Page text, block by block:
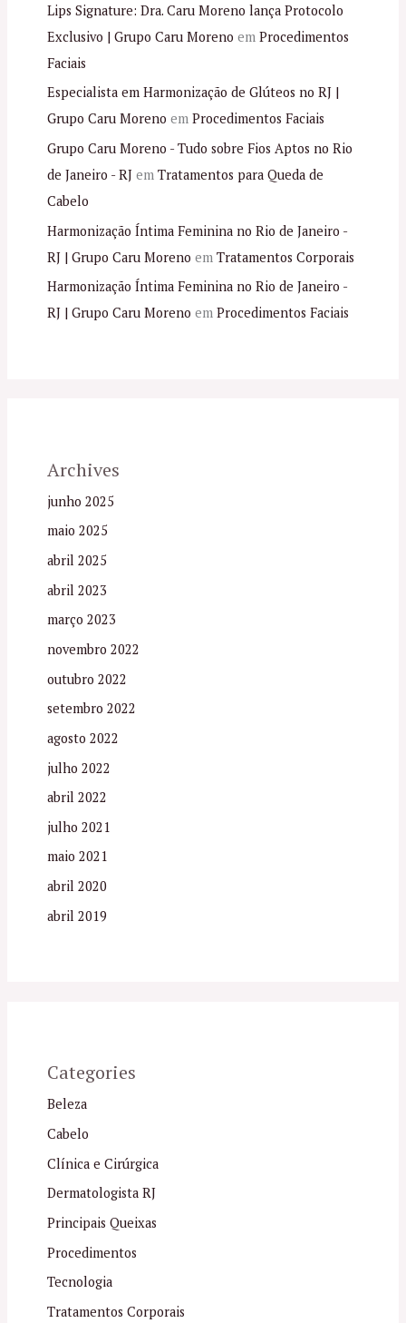
Lips Signature: Dra. Caru Moreno lança Protocolo
Exclusivo | Grupo Caru Moreno em Procedimentos
Faciais
Especialista em Harmonização de Glúteos no RJ |
Grupo Caru Moreno em Procedimentos Faciais
Grupo Caru Moreno - Tudo sobre Fios Aptos no Rio
de Janeiro - RJem Tratamentos para Queda de
Cabelo
Harmonização Íntima Feminina no Rio de Janeiro -
RJ | Grupo Caru Moreno em Tratamentos Corporais
Harmonização Íntima Feminina no Rio de Janeiro -
RJ | Grupo Caru Moreno em Procedimentos Faciais
Archives
junho 2025
maio 2025
abril 2025
abril 2023
março 2023
novembro 2022
outubro 2022
setembro 2022
agosto 2022
julho 2022
abril 2022
julho 2021
maio 2021
abril 2020
abril 2019
Categories
Beleza
Cabelo
Clínica e Cirúrgica
Dermatologista RJ
Principais Queixas
Procedimentos
Tecnologia
Tratamentos Corporais